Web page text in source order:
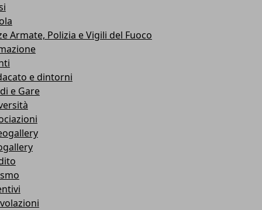
Armate, Polizia e Vigili del Fuoco
e dintorni
e Gare